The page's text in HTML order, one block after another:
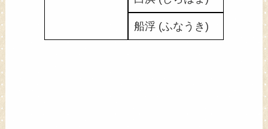
船浮 (ふなうき)